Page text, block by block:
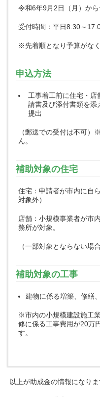
令和6年9月2日（月）か
受付時間：平日8:30～
※先着順となり予算がな
申込方法
工事着工前に住宅・店
請書及び添付書類を添
提出
（郵送での受付は不可
ん。
補助対象の住宅
住宅：申請者が市内に自
対象外）
店舗：小規模事業者が市
務所が対象。
（一部対象とならない場
補助対象の工事
建物に係る増築、修繕
※市内の小規模建設施工
修に係る工事費用が20万
す。
以上が助成金の情報になりま